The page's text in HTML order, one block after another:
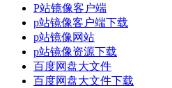
P站镜像客户端
p站镜像客户端下载
p站镜像网站
p站镜像资源下载
百度网盘大文件
百度网盘大文件下载